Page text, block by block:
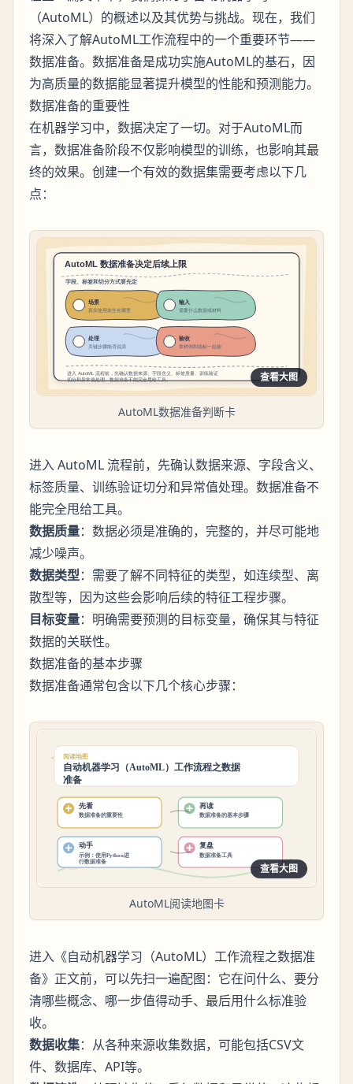
（AutoML）的概述以及其优势与挑战。现在，我们
将深入了解AutoML工作流程中的一个重要环节——
数据准备。数据准备是成功实施AutoML的基石，因
为高质量的数据能显著提升模型的性能和预测能力。
数据准备的重要性
在机器学习中，数据决定了一切。对于AutoML而
言，数据准备阶段不仅影响模型的训练，也影响其最
终的效果。创建一个有效的数据集需要考虑以下几
点：
查看大图
AutoML数据准备判断卡
进入 AutoML 流程前，先确认数据来源、字段含义、
标签质量、训练验证切分和异常值处理。数据准备不
能完全甩给工具。
数据质量：数据必须是准确的，完整的，并尽可能地
减少噪声。
数据类型：需要了解不同特征的类型，如连续型、离
散型等，因为这些会影响后续的特征工程步骤。
目标变量：明确需要预测的目标变量，确保其与特征
数据的关联性。
数据准备的基本步骤
数据准备通常包含以下几个核心步骤：
查看大图
AutoML阅读地图卡
进入《自动机器学习（AutoML）工作流程之数据准
备》正文前，可以先扫一遍配图：它在问什么、要分
清哪些概念、哪一步值得动手、最后用什么标准验
收。
数据收集：从各种来源收集数据，可能包括CSV文
件、数据库、API等。